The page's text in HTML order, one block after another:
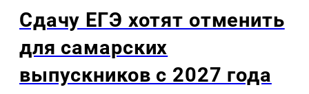
Сдачу ЕГЭ хотят отменить
для самарских
выпускников с 2027 года